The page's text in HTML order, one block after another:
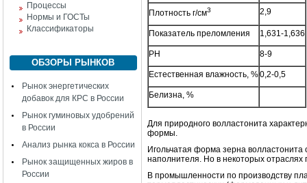
Процессы
Нормы и ГОСТы
Классификаторы
ОБЗОРЫ РЫНКОВ
Рынок энергетических
добавок для КРС в России
Рынок гуминовых удобрений
в России
Анализ рынка кокса в России
Рынок защищенных жиров в
России
Плотность г/см3 2,9
Показатель преломления 1,631-1,636
РН 8-9
Естественная влажность, %0,2-0,5
Белизна, %
Для природного волластонита
формы.
Игольчатая форма зерна
наполнителя. Но в некоторых
В промышленности по производству